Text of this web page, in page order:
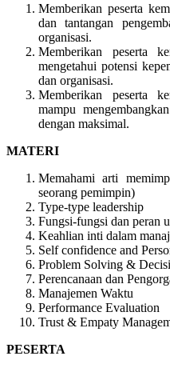
Memberikan peserta
dan tantangan
organisasi.
Memberikan peserta
mengetahui potensi
dan organisasi.
Memberikan peserta
mampu
dengan maksimal.
MATERI
Memahami arti
seorang pemimpin)
Type-type leadership
Fungsi-fungsi dan peran
Keahlian inti dalam
Self confidence and
Problem Solving &
Perencanaan dan
Manajemen Waktu
Performance Evaluation
Trust & Empaty
PESERTA